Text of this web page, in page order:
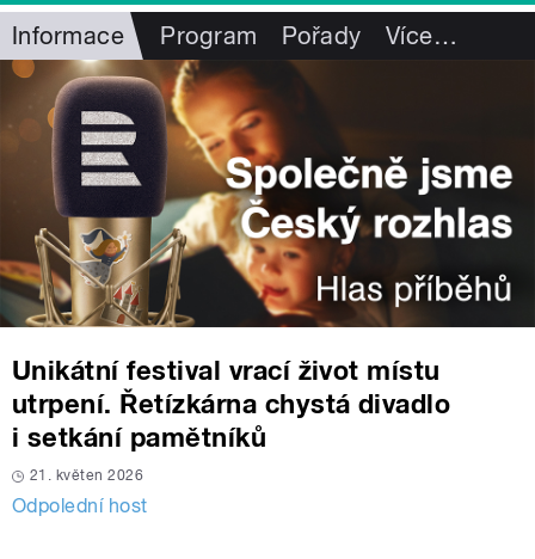
Informace Program Pořady Více…
Unikátní festival vrací život místu
utrpení. Řetízkárna chystá divadlo
i setkání pamětníků
21. květen 2026
Odpolední host